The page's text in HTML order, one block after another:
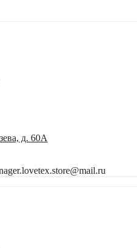
д. 60А